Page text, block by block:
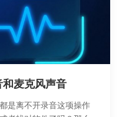
麦克风声音
是离不开录音这项操作